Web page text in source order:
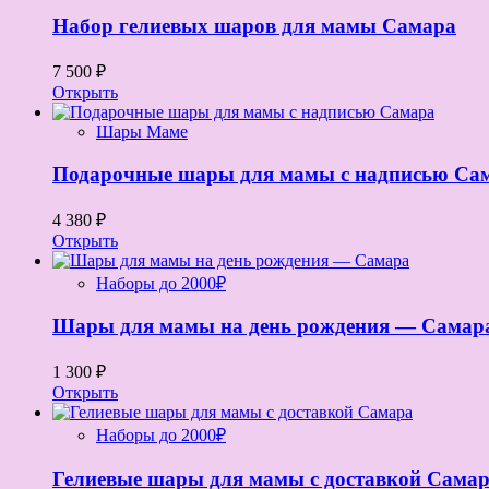
Набор гелиевых шаров для мамы Самара
7 500 ₽
Открыть
Шары Маме
Подарочные шары для мамы с надписью
4 380 ₽
Открыть
Наборы до 2000₽
Шары для мамы на день рождения —
1 300 ₽
Открыть
Наборы до 2000₽
Гелиевые шары для мамы с доставкой